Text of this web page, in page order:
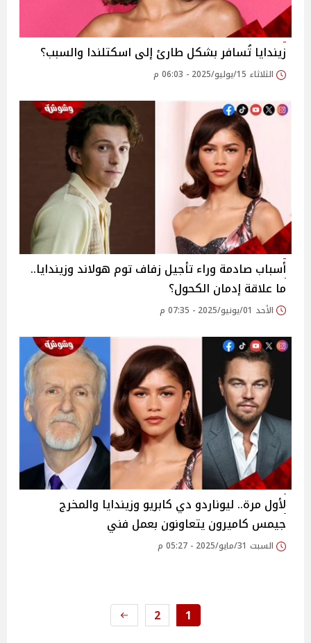
زيندايا تُسافر بشكل طارئ إلى اسكتلندا والسبب؟
الثلاثاء 15/يوليو/2025 - 06:03 م
أسباب صادمة وراء تأجيل زفاف توم هولاند وزيندايا..
ما علاقة إدمان الكحول؟
الأحد 01/يونيو/2025 - 07:35 م
لأول مرة.. ليوناردو دي كابريو وزيندايا والمخرج
جيمس كاميرون يتعاونون بعمل فني
السبت 31/مايو/2025 - 05:27 م
1
2